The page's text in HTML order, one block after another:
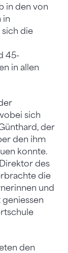
in den von
in
die
45-
in allen
sich
der
den ihm
konnte.
des
die
und
den